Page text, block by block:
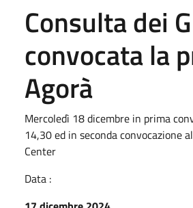
Consulta dei
convocata la
Agorà
Mercoledì 18 dicembre in prima
14,30 ed in seconda convocazione
Center
Data :